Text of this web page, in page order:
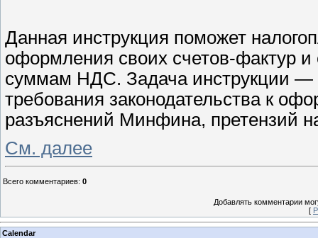
Данная инструкция поможет
оформления своих счетов-фактур
суммам НДС. Задача инструкции —
требования законодательства к
разъяснений Минфина, претензий
См. далее
Всего комментариев: 0
Добавлять комментарии
[
Calendar